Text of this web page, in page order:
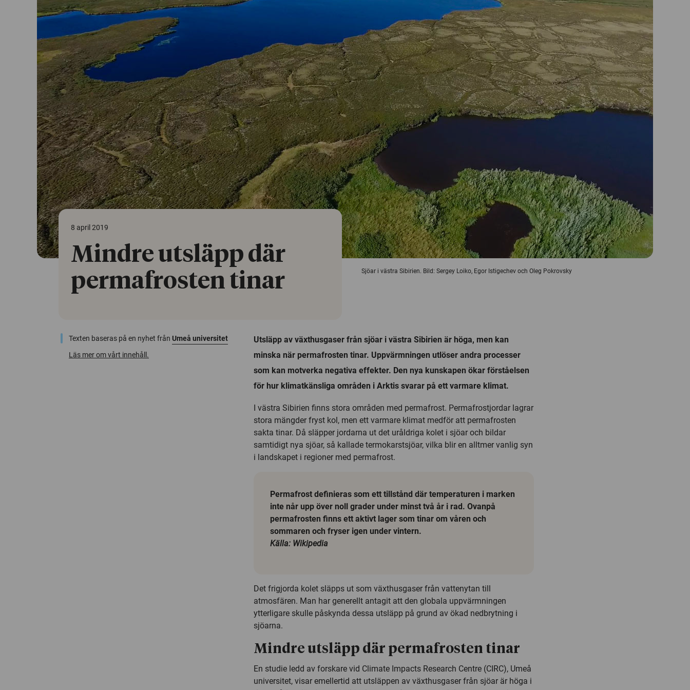
Sjöar i västra Sibirien. Bild: Sergey Loiko, Egor Istigechev och Oleg Pokrovsky
8 april 2019
Mindre utsläpp där
permafrosten tinar
Texten baseras på en nyhet från Umeå universitet
Läs mer om vårt innehåll.
Utsläpp av växthusgaser från sjöar i västra Sibirien är höga, men kan
minska när permafrosten tinar. Uppvärmningen utlöser andra processer
som kan motverka negativa effekter. Den nya kunskapen ökar förståelsen
för hur klimatkänsliga områden i Arktis svarar på ett varmare klimat.
I västra Sibirien finns stora områden med permafrost. Permafrostjordar lagrar
stora mängder fryst kol, men ett varmare klimat medför att permafrosten
sakta tinar. Då släpper jordarna ut det uråldriga kolet i sjöar och bildar
samtidigt nya sjöar, så kallade termokarstsjöar, vilka blir en alltmer vanlig syn
i landskapet i regioner med permafrost.
Permafrost definieras som ett tillstånd där temperaturen i marken
inte når upp över noll grader under minst två år i rad. Ovanpå
permafrosten finns ett aktivt lager som tinar om våren och
sommaren och fryser igen under vintern.
Källa: Wikipedia
Det frigjorda kolet släpps ut som växthusgaser från vattenytan till
atmosfären. Man har generellt antagit att den globala uppvärmningen
ytterligare skulle påskynda dessa utsläpp på grund av ökad nedbrytning i
sjöarna.
Mindre utsläpp där permafrosten tinar
En studie ledd av forskare vid Climate Impacts Research Centre (CIRC), Umeå
universitet, visar emellertid att utsläppen av växthusgaser från sjöar är höga i